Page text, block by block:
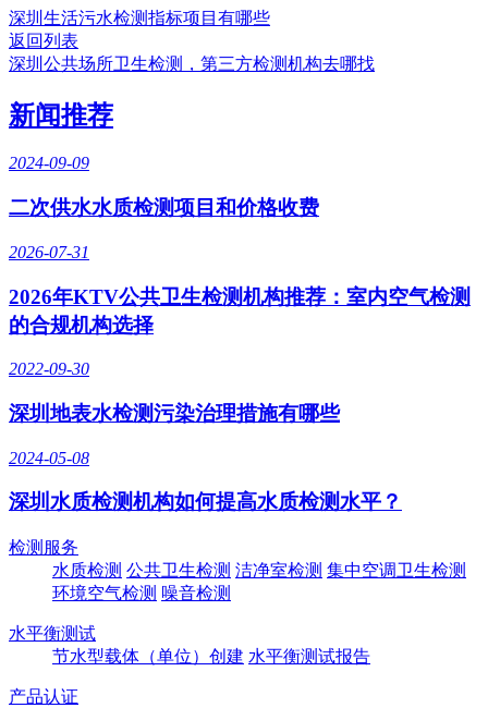
深圳生活污水检测指标项目有哪些
返回列表
深圳公共场所卫生检测，第三方检测机构去哪找
新闻推荐
2024-09-09
二次供水水质检测项目和价格收费
2026-07-31
2026年KTV公共卫生检测机构推荐：室内空气检测
的合规机构选择
2022-09-30
深圳地表水检测污染治理措施有哪些
2024-05-08
深圳水质检测机构如何提高水质检测水平？
检测服务
水质检测 公共卫生检测 洁净室检测 集中空调卫生检测
环境空气检测 噪音检测
水平衡测试
节水型载体（单位）创建 水平衡测试报告
产品认证